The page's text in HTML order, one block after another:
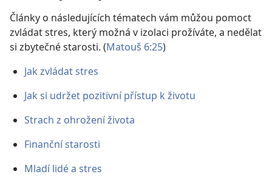
Články o následujících tématech vám můžou pomoct
zvládat stres, který možná v izolaci prožíváte, a nedělat
si zbytečné starosti. (Matouš 6:25)
Jak zvládat stres
Jak si udržet pozitivní přístup k životu
Strach z ohrožení života
Finanční starosti
Mladí lidé a stres